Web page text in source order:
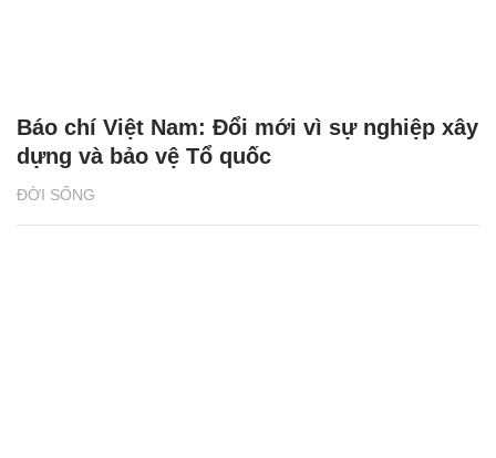
ĐỜI SỐNG
Báo chí Việt Nam: Đổi mới vì sự nghiệp xây
dựng và bảo vệ Tổ quốc